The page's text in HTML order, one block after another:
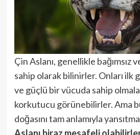
Çin Aslanı, genellikle bağımsız
sahip olarak bilinirler. Onları ilk
ve güçlü bir vücuda sahip
korkutucu görünebilirler. Ama
doğasını tam anlamıyla